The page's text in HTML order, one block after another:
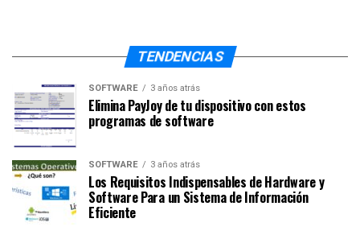
TENDENCIAS
SOFTWARE 3 años atrás
Elimina PayJoy de tu dispositivo con estos
programas de software
SOFTWARE 3 años atrás
Los Requisitos Indispensables de Hardware y
Software Para un Sistema de Información
Eficiente